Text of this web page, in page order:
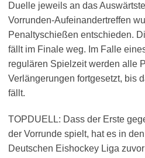
Duelle jeweils an das
Vorrunden-Aufeinandertreffen
Penaltyschießen entschieden.
fällt im Finale weg. Im Falle
regulären Spielzeit werden alle
Verlängerungen fortgesetzt, bis
fällt.
TOPDUELL: Dass der Erste
der Vorrunde spielt, hat es in
Deutschen Eishockey Liga